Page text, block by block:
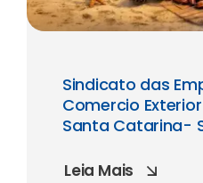
Sindicato das
Comercio
Santa Catarina-
Leia Mais